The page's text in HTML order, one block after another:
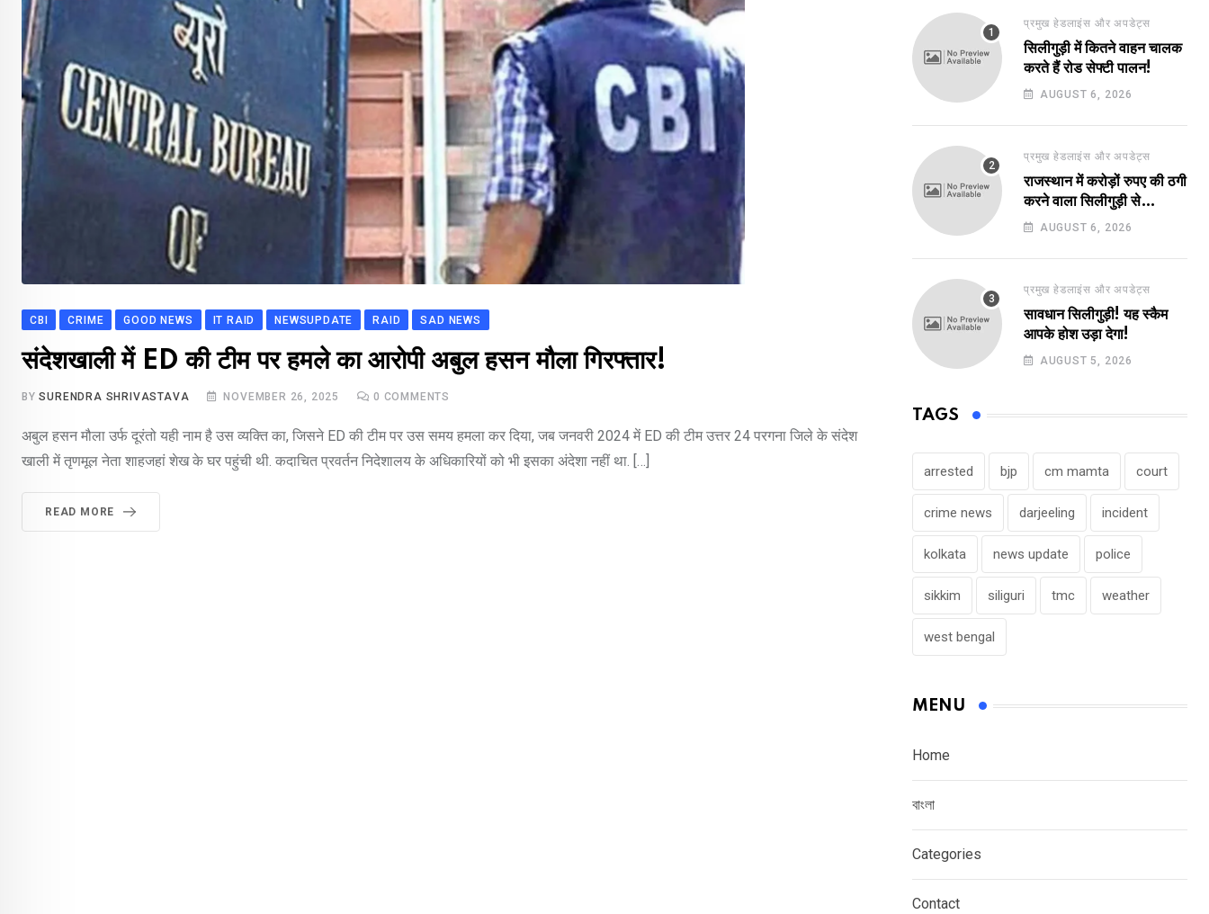
CBI CRIME GOOD NEWS IT RAID NEWSUPDATE RAID SAD NEWS
संदेशखाली में ED की टीम पर हमले का आरोपी अबुल हसन मौला गिरफ्तार!
BYSURENDRA SHRIVASTAVA NOVEMBER 26, 2025 0 COMMENTS
अबुल हसन मौला उर्फ दूरंतो यही नाम है उस व्यक्ति का, जिसने ED की टीम पर उस समय हमला कर दिया, जब जनवरी 2024 में ED की टीम उत्तर 24 परगना जिले के संदेश
खाली में तृणमूल नेता शाहजहां शेख के घर पहुंची थी. कदाचित प्रवर्तन निदेशालय के अधिकारियों को भी इसका अंदेशा नहीं था. […]
READ MORE
प्रमुख हेडलाइंस और अपडेट्स
सिलीगुड़ी में कितने वाहन चालक
करते हैं रोड सेफ्टी पालन!
AUGUST 6, 2026
प्रमुख हेडलाइंस और अपडेट्स
राजस्थान में करोड़ों रुपए की ठगी
करने वाला सिलीगुड़ी से
गिरफ्तार!
AUGUST 6, 2026
प्रमुख हेडलाइंस और अपडेट्स
सावधान सिलीगुड़ी! यह स्कैम
आपके होश उड़ा देगा!
AUGUST 5, 2026
TAGS
arrested bjp cm mamta court
crime news darjeeling incident
kolkata news update police
sikkim siliguri tmc weather
west bengal
MENU
Home
বাংলা
Categories
Contact